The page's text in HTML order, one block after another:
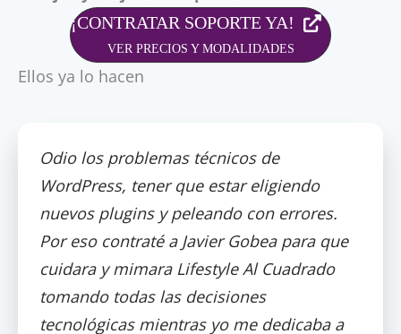
¡CONTRATAR SOPORTE YA!
VER PRECIOS Y MODALIDADES
Ellos ya lo hacen
Odio los problemas técnicos de
WordPress, tener que estar eligiendo
nuevos plugins y peleando con errores.
Por eso contraté a Javier Gobea para que
cuidara y mimara Lifestyle Al Cuadrado
tomando todas las decisiones
tecnológicas mientras yo me dedicaba a